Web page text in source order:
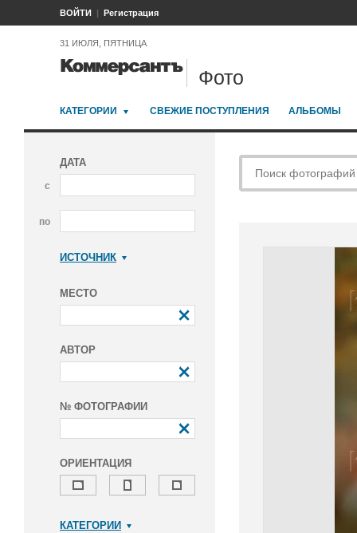
ВОЙТИ Регистрация
31 ИЮЛЯ, ПЯТНИЦА
Фото
КАТЕГОРИИ СВЕЖИЕ ПОСТУПЛЕНИЯ АЛЬБОМЫ
ДАТА
с
по
ИСТОЧНИК
МЕСТО
АВТОР
№ ФОТОГРАФИИ
ОРИЕНТАЦИЯ
КАТЕГОРИИ